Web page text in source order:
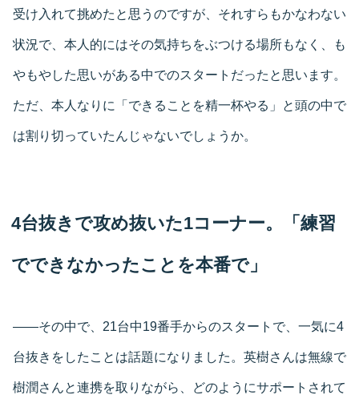
受け入れて挑めたと思うのですが、それすらもかなわない
状況で、本人的にはその気持ちをぶつける場所もなく、も
やもやした思いがある中でのスタートだったと思います。
ただ、本人なりに「できることを精一杯やる」と頭の中で
は割り切っていたんじゃないでしょうか。
4台抜きで攻め抜いた1コーナー。「練習
でできなかったことを本番で」
――その中で、21台中19番手からのスタートで、一気に4
台抜きをしたことは話題になりました。英樹さんは無線で
樹潤さんと連携を取りながら、どのようにサポートされて